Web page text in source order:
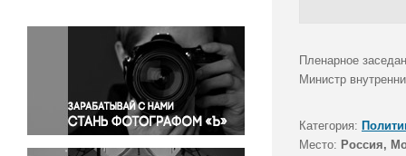
Окружающая среда
Политика
Правосудие
Происшествия и конфликты
Религия
Светская жизнь
Пленарное
Министр
Категория:
Место: Россия,